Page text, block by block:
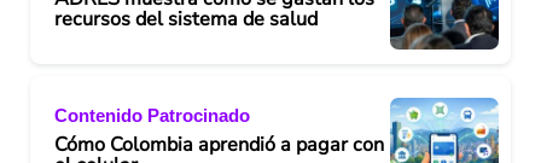
recursos del sistema de salud
Contenido Patrocinado
Cómo Colombia aprendió a pagar con